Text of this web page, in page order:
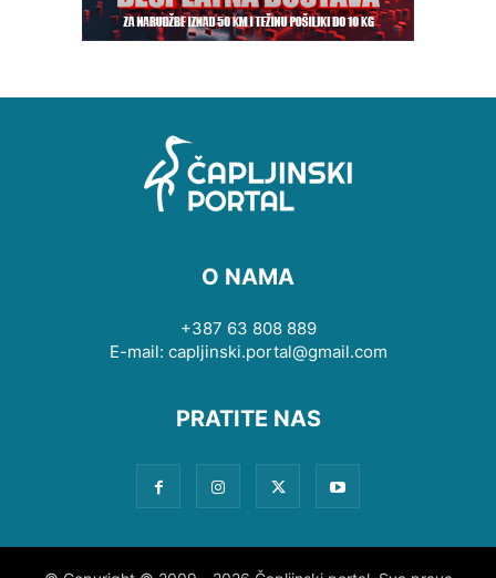
O NAMA
+387 63 808 889
E-mail: capljinski.portal@gmail.com
PRATITE NAS